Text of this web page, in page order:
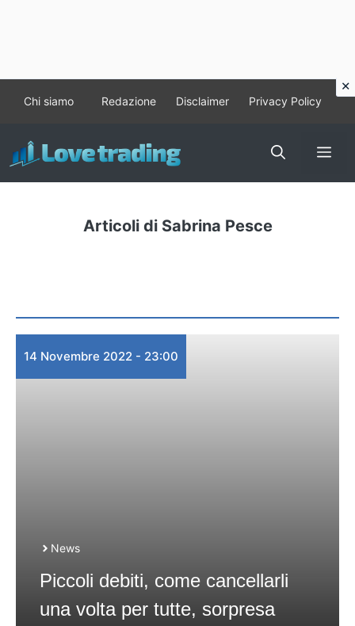
contenuto
Chi siamo Redazione Disclaimer Privacy Policy
Articoli di Sabrina Pesce
14 Novembre 2022 - 23:00
News
Piccoli debiti, come cancellarli
una volta per tutte, sorpresa